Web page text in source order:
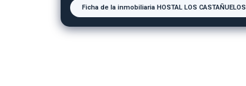
Ficha de la inmobiliaria HOSTAL LOS CASTAÑUELOS